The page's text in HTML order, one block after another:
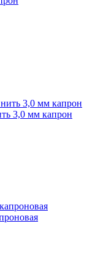
3,0 мм капрон